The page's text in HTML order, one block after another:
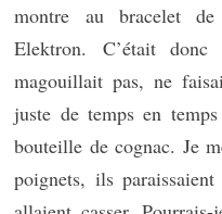
montre au bracelet
Elektron. C’était
magouillait pas, ne
juste de temps en
bouteille de cognac. Je
poignets, ils